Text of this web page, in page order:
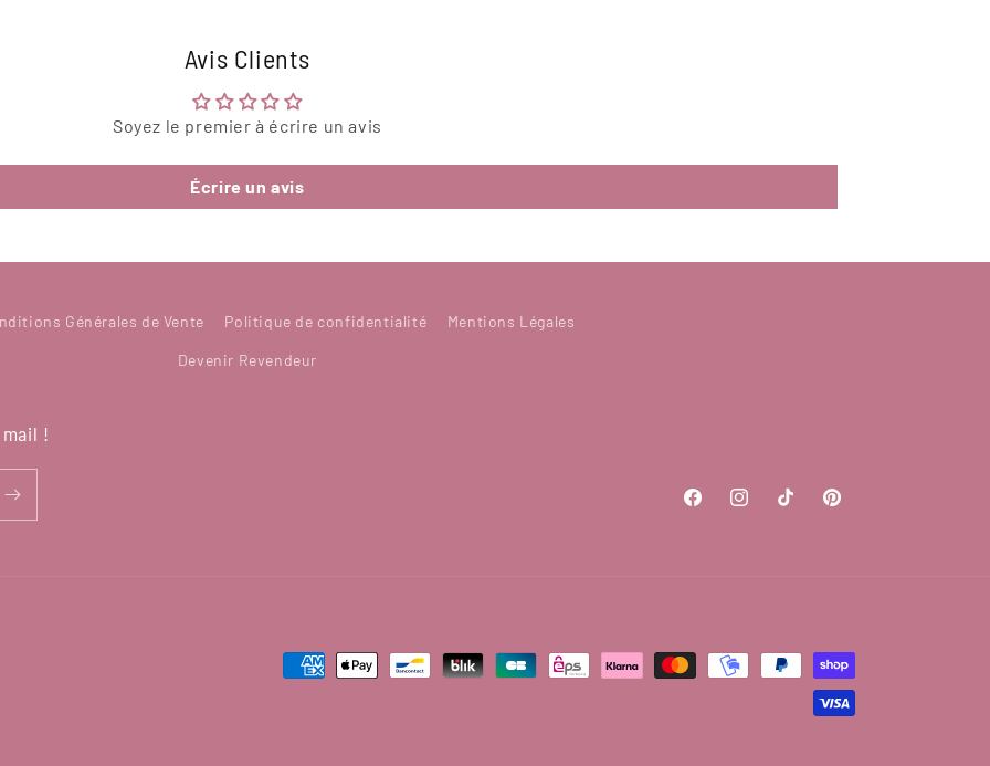
Avis Clients
Soyez le premier à écrire un avis
Écrire un avis
Générales de Vente Politique de confidentialité Mentions Légales
Devenir Revendeur
!
FacebookInstagramTikTok Pinterest
Moyens